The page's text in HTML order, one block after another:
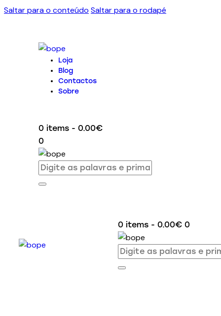
Saltar para o conteúdo Saltar para o rodapé
Loja
Blog
Contactos
Sobre
0 items - 0.00€
0
0 items - 0.00€ 0